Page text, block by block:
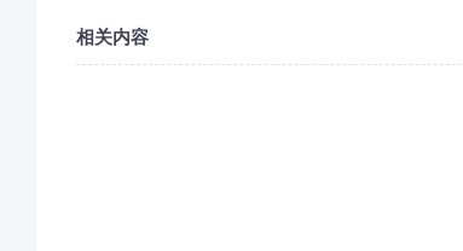
相关内容